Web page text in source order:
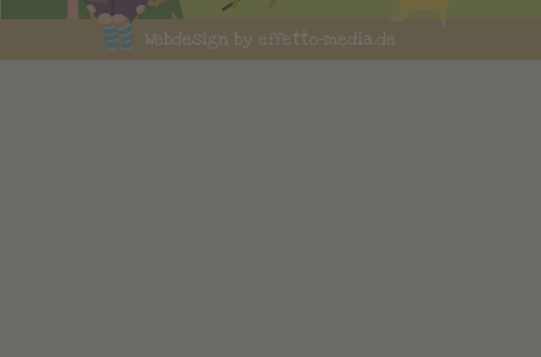
Webdesign by effetto-media.de